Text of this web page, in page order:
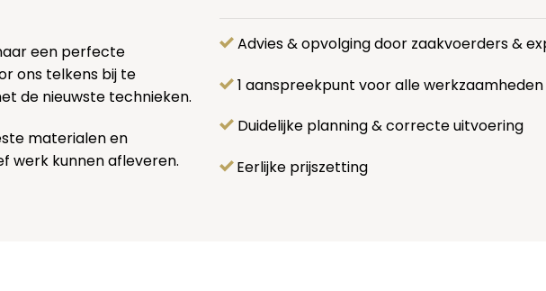
een perfecte
ons telkens bij te
de nieuwste technieken.
materialen en
werk kunnen afleveren.
Advies & opvolging door zaakvoerders &
1 aanspreekpunt voor alle werkzaamheden
Duidelijke planning & correcte uitvoering
Eerlijke prijszetting